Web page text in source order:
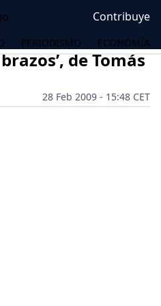
Contribuye
PERIODISMO ECONOMÍA
de Tomás
28 Feb 2009 - 15:48 CET